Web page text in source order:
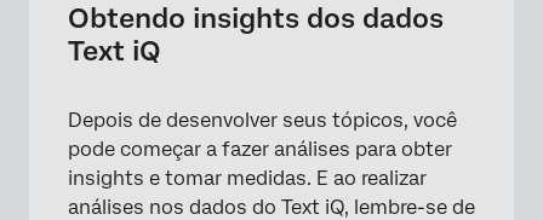
Obtendo insights dos dados
Text iQ
Depois de desenvolver seus tópicos, você
pode começar a fazer análises para obter
insights e tomar medidas. E ao realizar
análises nos dados do Text iQ, lembre-se de